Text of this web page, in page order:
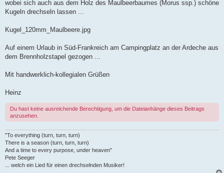
a
wobei sich auch aus dem Holz des Maulbeerbaumes (Morus ssp.) schöne
Kugeln drechseln lassen ...
Kugel_120mm_Maulbeere.jpg
Auf einem Urlaub in Süd-Frankreich am Campingplatz an der Ardeche aus
dem Brennholzstapel gezogen ...
Mit handwerklich-kollegialen Grüßen
Heinz
Du hast keine ausreichende Berechtigung, um die Dateianhänge dieses Beitrags
anzusehen.
"To everything (turn, turn, turn)
There is a season (turn, turn, turn)
And a time to every purpose, under heaven"
Pete Seeger
... welch ein Lied für einen drechselnden Musiker!